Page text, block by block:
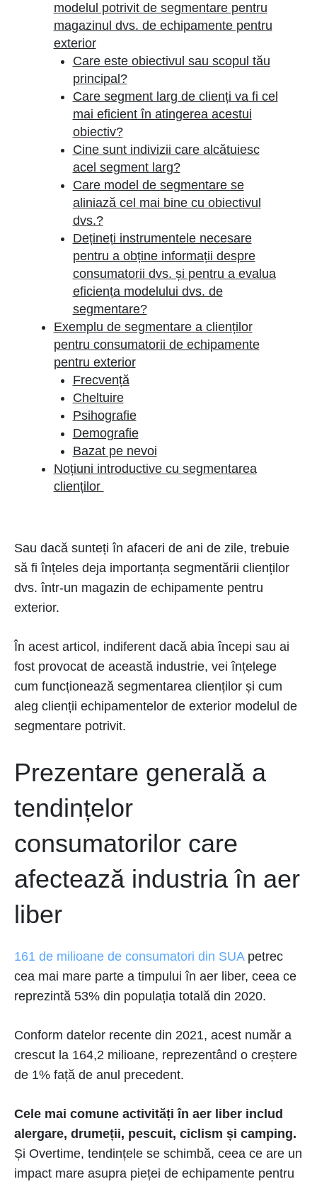
modelul potrivit de segmentare pentru
magazinul dvs. de echipamente pentru
exterior
Care este obiectivul sau scopul tău
principal?
Care segment larg de clienți va fi cel
mai eficient în atingerea acestui
obiectiv?
Cine sunt indivizii care alcătuiesc
acel segment larg?
Care model de segmentare se
aliniază cel mai bine cu obiectivul
dvs.?
Dețineți instrumentele necesare
pentru a obține informații despre
consumatorii dvs. și pentru a evalua
eficiența modelului dvs. de
segmentare?
Exemplu de segmentare a clienților
pentru consumatorii de echipamente
pentru exterior
Frecvență
Cheltuire
Psihografie
Demografie
Bazat pe nevoi
Noțiuni introductive cu segmentarea
clienților
Sau dacă sunteți în afaceri de ani de zile, trebuie
să fi înțeles deja importanța segmentării clienților
dvs. într-un magazin de echipamente pentru
exterior.
În acest articol, indiferent dacă abia începi sau ai
fost provocat de această industrie, vei înțelege
cum funcționează segmentarea clienților și cum
aleg clienții echipamentelor de exterior modelul de
segmentare potrivit.
Prezentare generală a
tendințelor
consumatorilor care
afectează industria în aer
liber
161 de milioane de consumatori din SUApetrec
cea mai mare parte a timpului în aer liber, ceea ce
reprezintă 53% din populația totală din 2020.
Conform datelor recente din 2021, acest număr a
crescut la 164,2 milioane, reprezentând o creștere
de 1% față de anul precedent.
Cele mai comune activități în aer liber includ
alergare, drumeții, pescuit, ciclism și camping.
Și Overtime, tendințele se schimbă, ceea ce are un
impact mare asupra pieței de echipamente pentru